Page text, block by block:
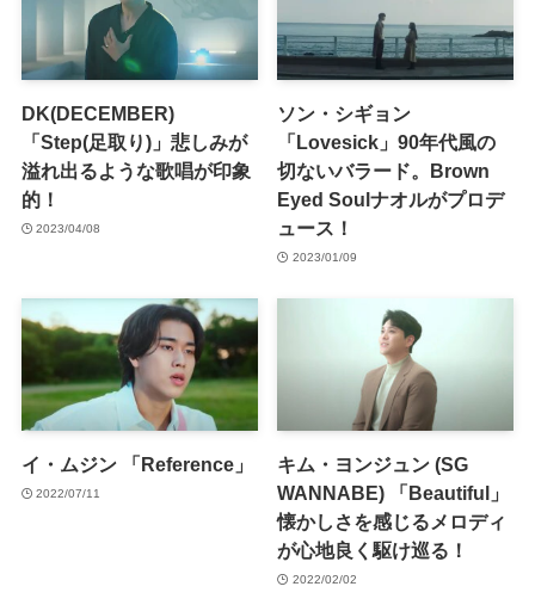
DK(DECEMBER)
「Step(足取り)」悲しみが
溢れ出るような歌唱が印象
的！
2023/04/08
ソン・シギョン
「Lovesick」90年代風の
切ないバラード。Brown
Eyed Soulナオルがプロデ
ュース！
2023/01/09
イ・ムジン 「Reference」
2022/07/11
キム・ヨンジュン (SG
WANNABE) 「Beautiful」
懐かしさを感じるメロディ
が心地良く駆け巡る！
2022/02/02